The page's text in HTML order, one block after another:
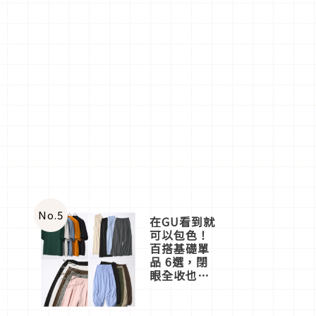
No.5 在GU看到就
可以包色！
百搭基礎單
品 6選，閉
眼全收也不